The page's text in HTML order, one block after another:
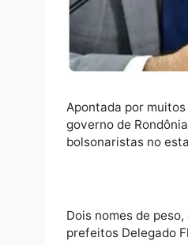
governo de
bolsonaristas no